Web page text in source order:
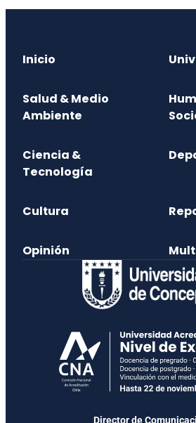
Inicio
Salud & Medio
Ambiente
Ciencia &
Tecnología
Cultura
Opinión
Director de